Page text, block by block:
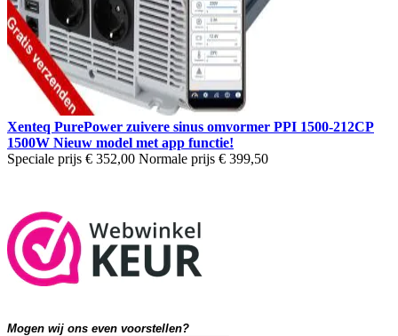
Xenteq PurePower zuivere sinus omvormer PPI 1500-212CP
1500W Nieuw model met app functie!
Speciale prijs € 352,00 Normale prijs € 399,50
Mogen wij ons even voorstellen?